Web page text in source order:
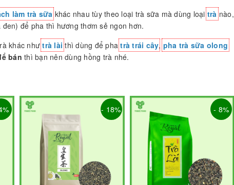
làm trà sữakhác nhau tùy theo loại trà sữa mà dùng loạitrà nào,
để pha thì hương thơm sẻ ngon hơn.
khác nhưtrà làithì dùng để phatrà trái cây,pha trà sữa olong
bán thì bạn nên dùng hồng trà nhé.
- 18% - 8%